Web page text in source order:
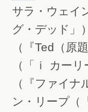
サラ・ウェイ
グ・デッド」
（『Ted（原
（「ｉ カーリ
（『ファイ
ン・リープ（